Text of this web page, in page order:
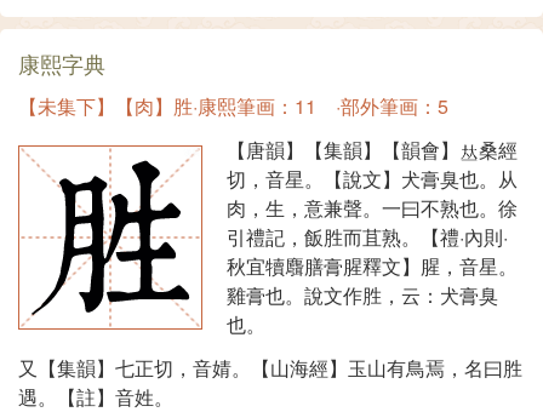
康熙字典
【未集下】【肉】胜·康熙筆画：11 ·部外筆画：5
【唐韻】【集韻】【韻會】
桑經
切，音星。【說文】犬膏臭也。从
肉，生，意兼聲。一曰不熟也。徐
引禮記，飯胜而苴熟。【禮·內則·
秋宜犢麛膳膏腥釋文】腥，音星。
雞膏也。說文作胜，云：犬膏臭
也。
又【集韻】七正切，音婧。【山海經】玉山有鳥焉，名曰胜
遇。【註】音姓。